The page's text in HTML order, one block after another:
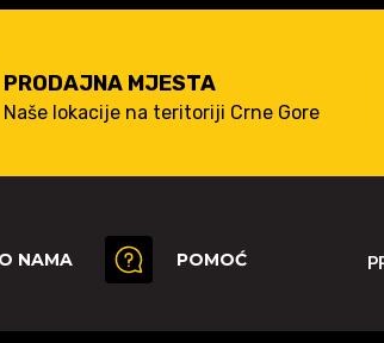
PRODAJNA MJESTA
Naše lokacije na teritoriji Crne Gore
O NAMA POMOĆ